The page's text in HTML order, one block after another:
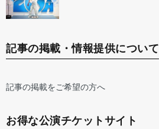
記事の掲載・情報提供について
記事の掲載をご希望の方へ
お得な公演チケットサイト